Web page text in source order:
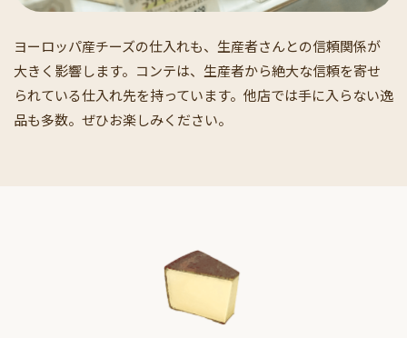
ヨーロッパ産チーズの仕入れも、生産者さんとの信頼関係が
大きく影響します。コンテは、生産者から絶大な信頼を寄せ
られている仕入れ先を持っています。他店では手に入らない逸
品も多数。ぜひお楽しみください。